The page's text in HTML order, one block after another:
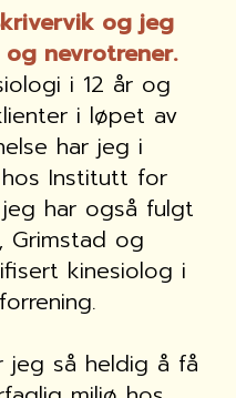
og jeg
nevrotrener.
i 12 år og
i løpet av
har jeg i
Institutt for
har også fulgt
Grimstad og
kinesiolog i
jeg så heldig å få